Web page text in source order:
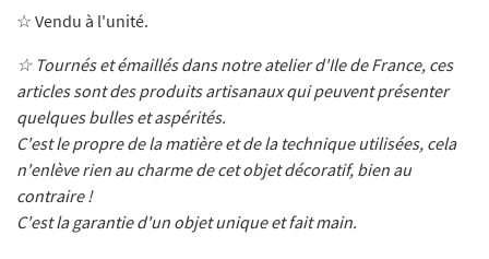
☆ Vendu à l'unité.
☆ Tournés et émaillés dans notre atelier d'Ile de France, ces
articles sont des produits artisanaux qui peuvent présenter
quelques bulles et aspérités.
C'est le propre de la matière et de la technique utilisées, cela
n'enlève rien au charme de cet objet décoratif, bien au
contraire !
C'est la garantie d'un objet unique et fait main.